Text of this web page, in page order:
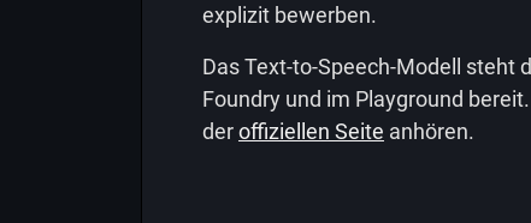
explizit bewerben.
Das Text-to-Speech-Modell steht
Foundry und im Playground
deroffiziellen Seite anhören.